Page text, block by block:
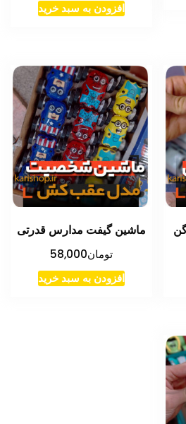
افزودن به سبد خرید
ماشین گیفت مدارس قدرتی
تومان58,000
افزودن به سبد خرید